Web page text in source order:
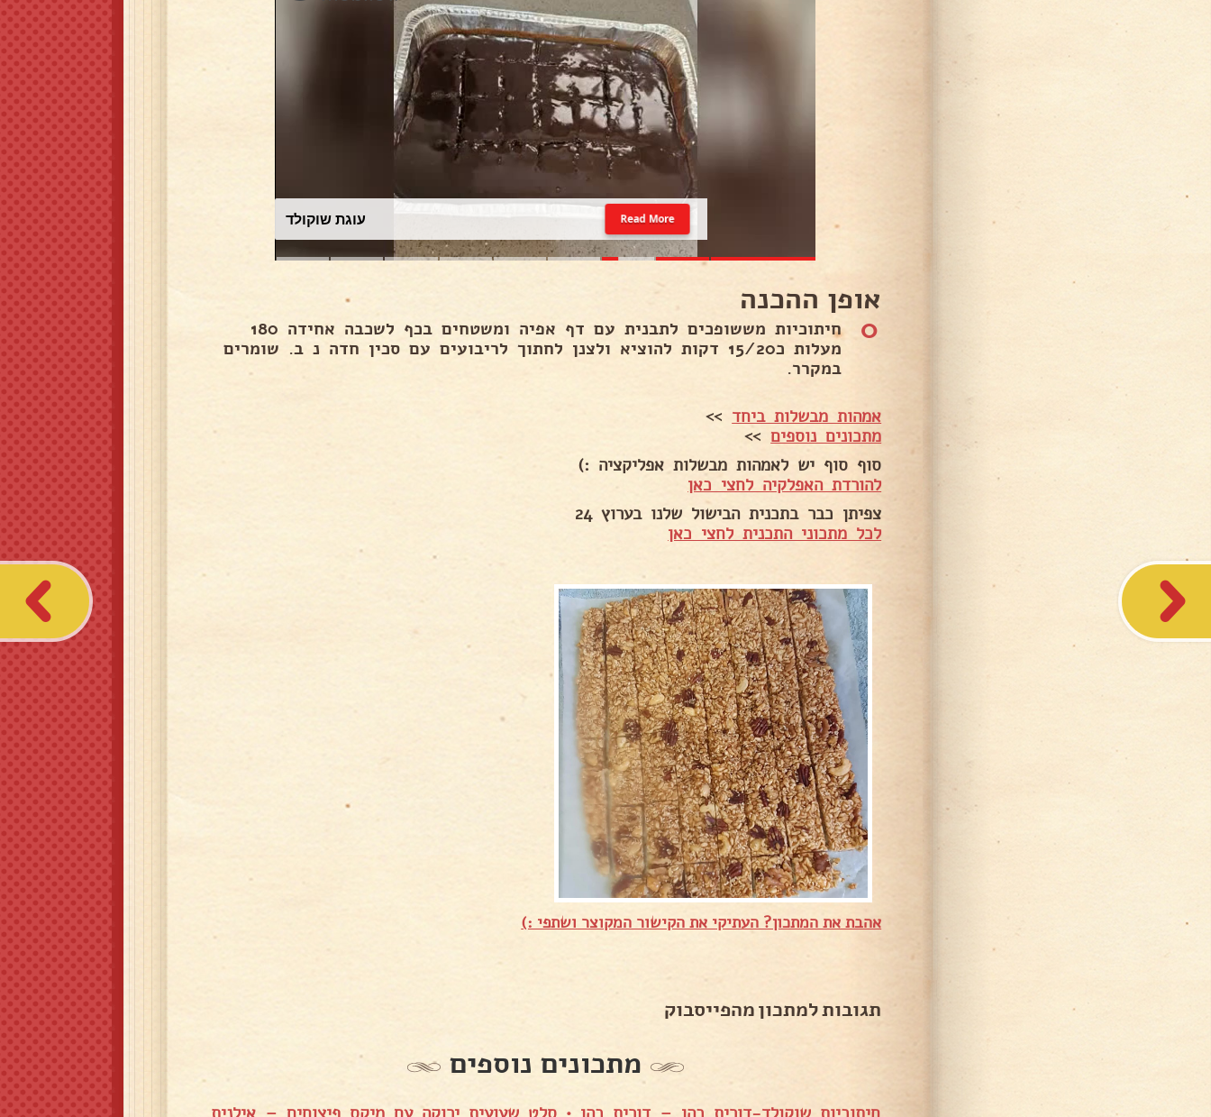
עוגת שוקולד Read More
אופן ההכנה
0
חיתוכיות מששופכים לתבנית עם דף אפיה ומשטחים בכף לשכבה אחידה 180
מעלות כ15/20 דקות להוציא ולצנן לחתוך לריבועים עם סכין חדה נ ב. שומרים
במקרר.
אמהות מבשלות ביחד >>
מתכונים נוספים>>
סוף סוף יש לאמהות מבשלות אפליקציה :)
להורדת האפלקיה לחצי כאן
צפיתן כבר בתכנית הבישול שלנו בערוץ 24
לכל מתכוני התכנית לחצי כאן
אהבת את המתכון? העתיקי את הקישור המקוצר ושתפי :)
תגובות למתכון מהפייסבוק
מתכונים נוספים